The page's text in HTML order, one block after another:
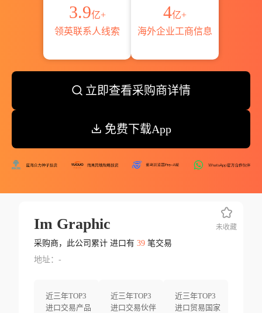
3.9亿+
领英联系人线索
4亿+
海外企业工商信息
立即查看采购商详情
免费下载App
Im Graphic
采购商，此公司累计 进口有 39笔交易
地址：-
近三年TOP3
进口交易产品
近三年TOP3
进口交易伙伴
近三年TOP3
进口贸易国家
未收藏